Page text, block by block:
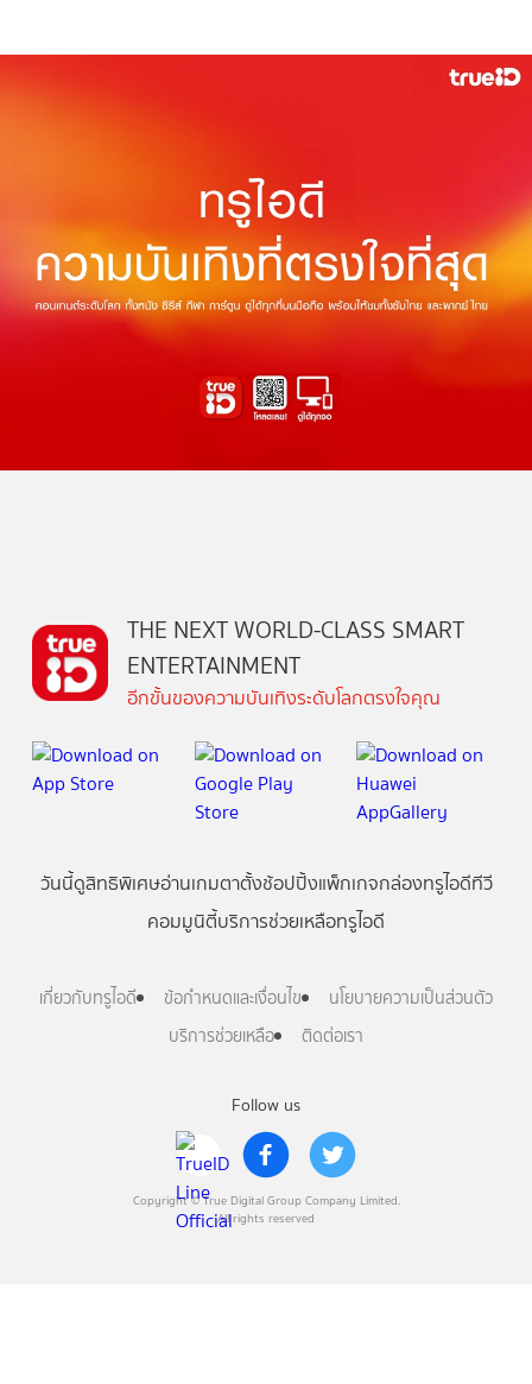
Follow us
Copyright © True Digital Group Company Limited.
All rights reserved
THE NEXT WORLD-CLASS SMART
ENTERTAINMENT
อีกขั้นของความบันเทิงระดับโลกตรงใจคุณ
วันนี้ดูสิทธิพิเศษอ่านเกมตาตั้งช้อปปิ้งแพ็กเกจกล่องทรูไอดีทีวี
คอมมูนิตี้บริการช่วยเหลือทรูไอดี
เกี่ยวกับทรูไอดี ข้อกำหนดและเงื่อนไข
นโยบายความเป็นส่วนตัว
บริการช่วยเหลือ
ติดต่อเรา